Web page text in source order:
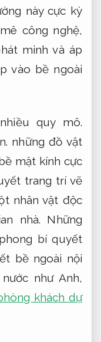
này cực kỳ
công nghệ,
minh và áp
vào bề ngoài
quy mô.
những đồ vật
mặt kính cực
trang trí vẽ
nhân vật độc
nhà. Những
bí quyết
bề ngoài nội
như Anh,
khách dự